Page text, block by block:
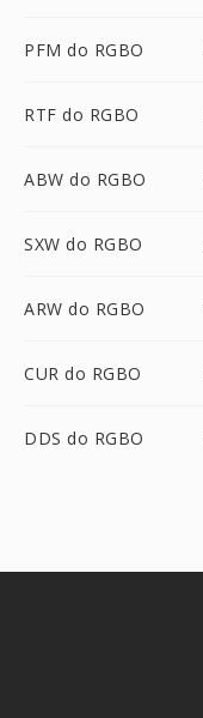
PFM do RGBO
RTF do RGBO
ABW do RGBO
SXW do RGBO
ARW do RGBO
CUR do RGBO
DDS do RGBO